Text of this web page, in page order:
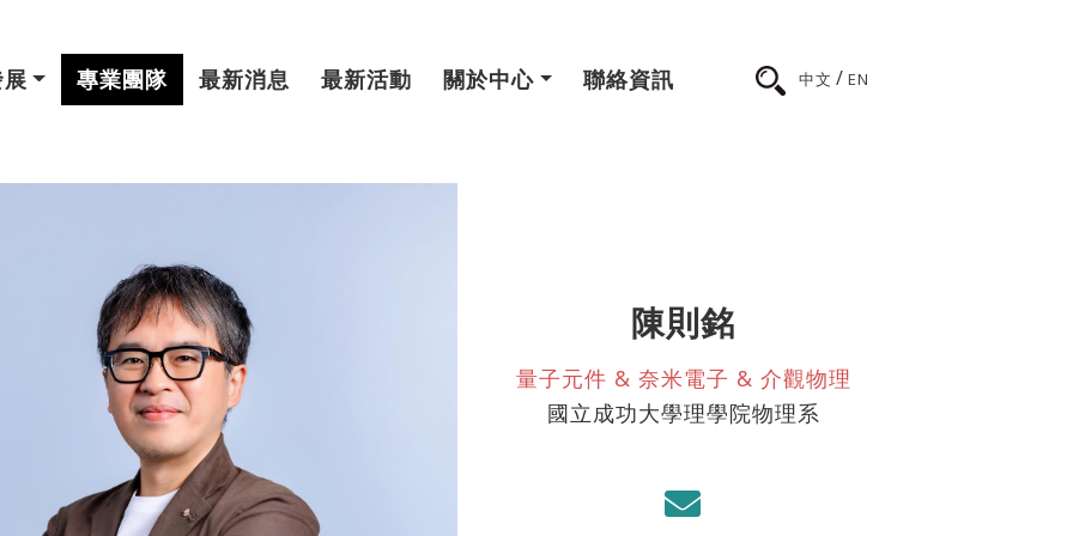
專業團隊 最新消息 最新活動 關於中心 聯絡資訊 中文 / EN
陳則銘
量子元件 & 奈米電子 & 介觀物理
國立成功大學理學院物理系